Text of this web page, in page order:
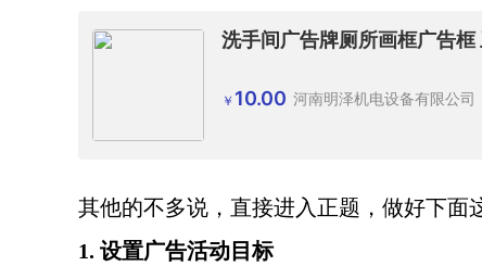
洗手间广告牌厕所画框广告框
￥ 10.00 河南明泽机电设备有限公司
其他的不多说，直接进入正题，做好下面
1. 设置广告活动目标